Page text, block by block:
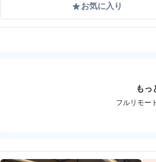
gradeお気に入り
もっ
フルリモー